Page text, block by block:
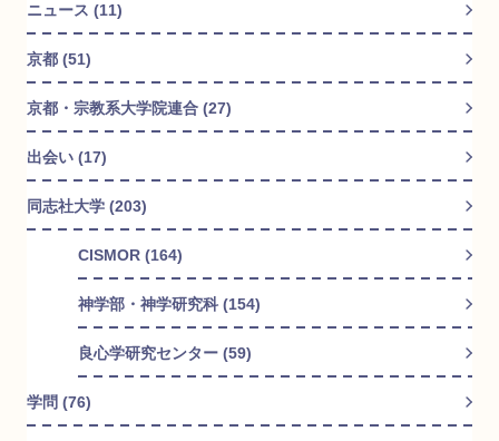
ニュース (11)
京都 (51)
京都・宗教系大学院連合 (27)
出会い (17)
同志社大学 (203)
CISMOR (164)
神学部・神学研究科 (154)
良心学研究センター (59)
学問 (76)